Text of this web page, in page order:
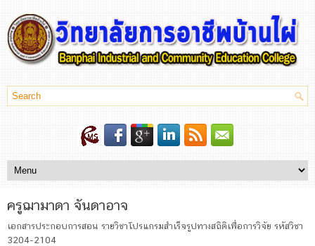
ครูฌามาดา จันดาอาจ
เอกสารประกอบการสอน รายวิชาโปรแกรมสำเร็จรูปทางสถิติเพื่อการวิจัย รหัสวิชา
3204-2104